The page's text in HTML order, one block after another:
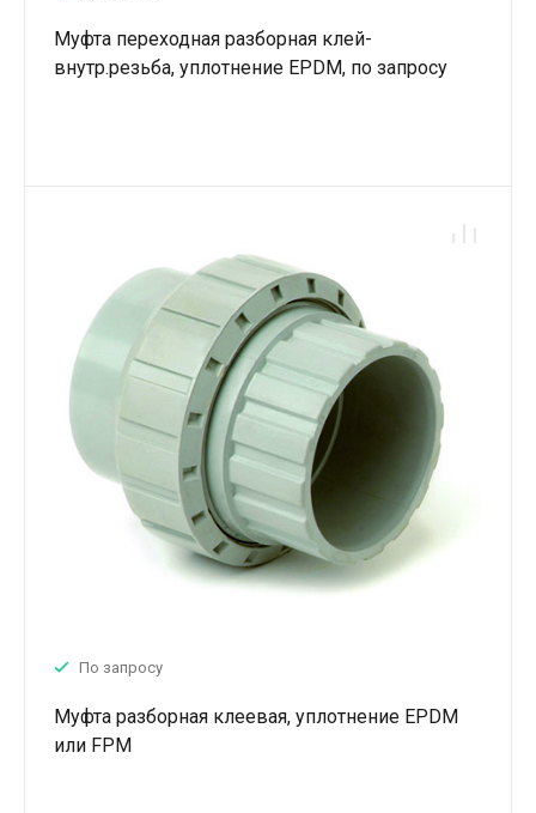
Муфта переходная разборная клей-
внутр.резьба, уплотнение EPDM, по запросу
По запросу
Муфта разборная клеевая, уплотнение EPDM
или FPM